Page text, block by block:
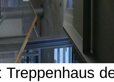
Treppenhaus